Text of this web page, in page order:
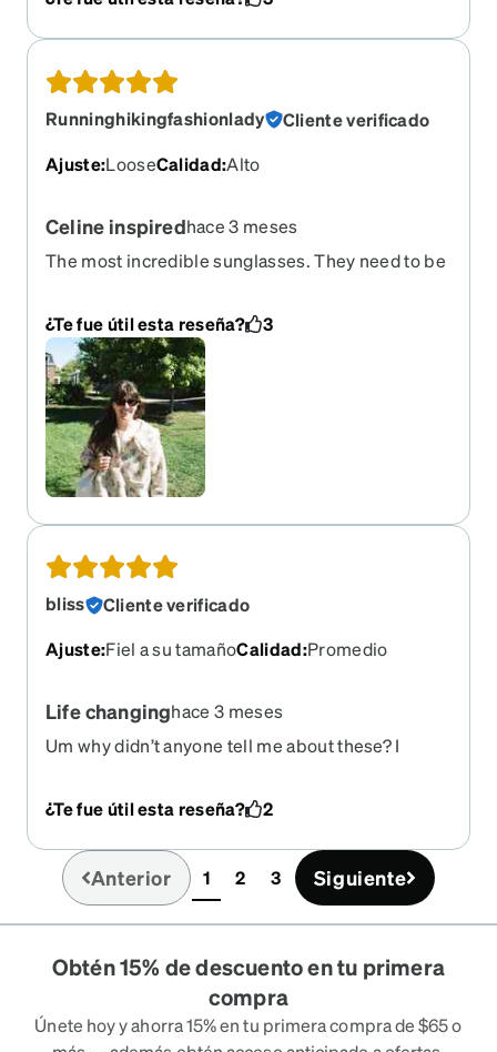
you offer. Begging you
Runninghikingfashionlady
Cliente verificado
Ajuste:LooseCalidad:Alto
Celine inspiredhace 3 meses
The most incredible sunglasses. They need to be
down my nose. I need a new pair
¿Te fue útil esta reseña? 3
bliss
Cliente verificado
Ajuste:Fiel a su tamañoCalidad:Promedio
Life changinghace 3 meses
Um why didn’t anyone tell me about these? I
person who can finally see correctly. Don’t
hesitate!
¿Te fue útil esta reseña? 2
Anterior 1(current)
2 3 Siguiente
Obtén 15% de descuento en tu primera
compra
Únete hoy y ahorra 15% en tu primera compra de $65 o